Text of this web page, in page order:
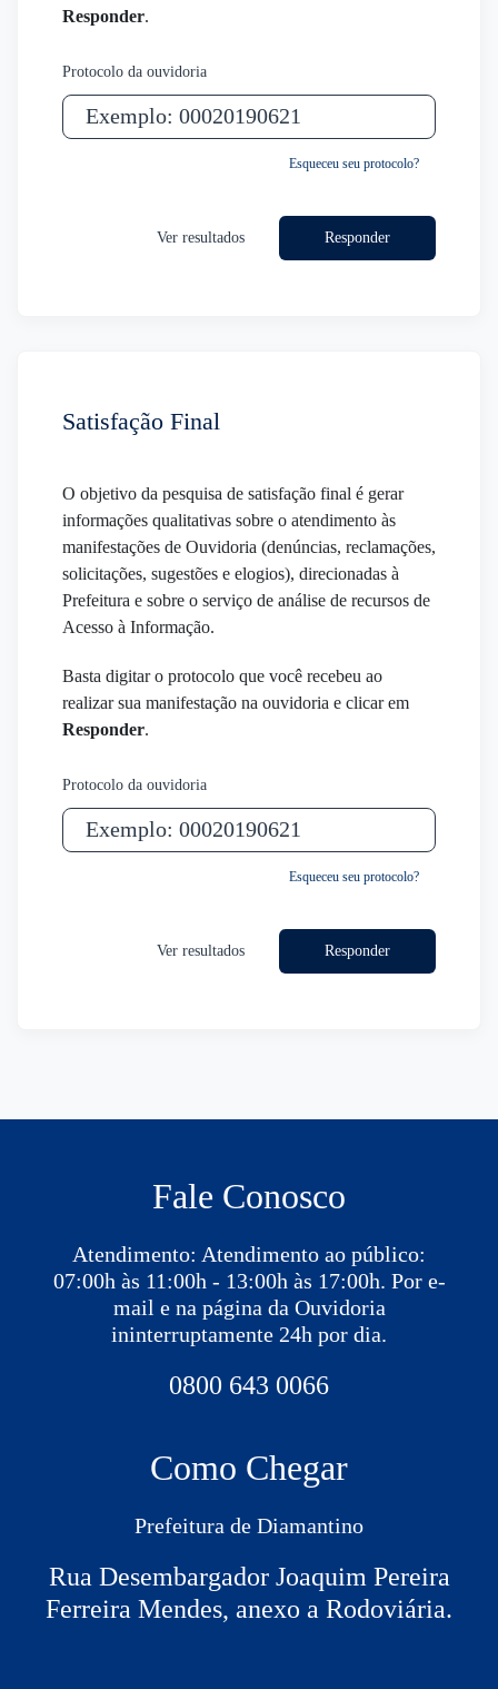
Responder.
Protocolo da ouvidoria
Esqueceu seu protocolo?
Ver resultados Responder
Satisfação Final
O objetivo da pesquisa de satisfação final é gerar
informações qualitativas sobre o atendimento às
manifestações de Ouvidoria (denúncias, reclamações,
solicitações, sugestões e elogios), direcionadas à
Prefeitura e sobre o serviço de análise de recursos de
Acesso à Informação.
Basta digitar o protocolo que você recebeu ao
realizar sua manifestação na ouvidoria e clicar em
Responder.
Protocolo da ouvidoria
Esqueceu seu protocolo?
Ver resultados Responder
Fale Conosco
Atendimento: Atendimento ao público:
07:00h às 11:00h - 13:00h às 17:00h. Por e-
mail e na página da Ouvidoria
ininterruptamente 24h por dia.
0800 643 0066
Como Chegar
Prefeitura de Diamantino
Rua Desembargador Joaquim Pereira
Ferreira Mendes, anexo a Rodoviária.